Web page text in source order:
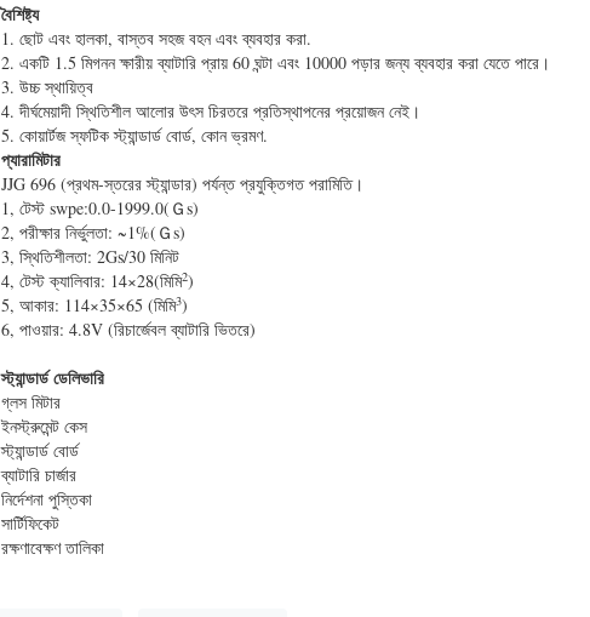
বৈশিষ্ট্য
1. ছোট এবং হালকা, বাস্তব সহজ বহন এবং ব্যবহার করা.
2. একটি 1.5 মিগনন ক্ষারীয় ব্যাটারি প্রায় 60 ঘন্টা এবং 10000 পড়ার জন্য ব্যবহার করা যেতে পারে।
3. উচ্চ স্থায়িত্ব
4. দীর্ঘমেয়াদী স্থিতিশীল আলোর উৎস চিরতরে প্রতিস্থাপনের প্রয়োজন নেই।
5. কোয়ার্টজ স্ফটিক স্ট্যান্ডার্ড বোর্ড, কোন ভ্রমণ.
প্যারামিটার
JJG 696 (প্রথম-স্তরের স্ট্যান্ডার) পর্যন্ত প্রযুক্তিগত পরামিতি।
1, টেস্ট swpe:0.0-1999.0(Ｇs)
2, পরীক্ষার নির্ভুলতা: ~1%(Ｇs)
3, স্থিতিশীলতা: 2Gs/30 মিনিট
4, টেস্ট ক্যালিবার: 14×28(মিমি2)
5, আকার: 114×35×65 (মিমি3)
6, পাওয়ার: 4.8V (রিচার্জেবল ব্যাটারি ভিতরে)
স্ট্যান্ডার্ড ডেলিভারি
গ্লস মিটার
ইনস্ট্রুমেন্ট কেস
স্ট্যান্ডার্ড বোর্ড
ব্যাটারি চার্জার
নির্দেশনা পুস্তিকা
সার্টিফিকেট
রক্ষণাবেক্ষণ তালিকা